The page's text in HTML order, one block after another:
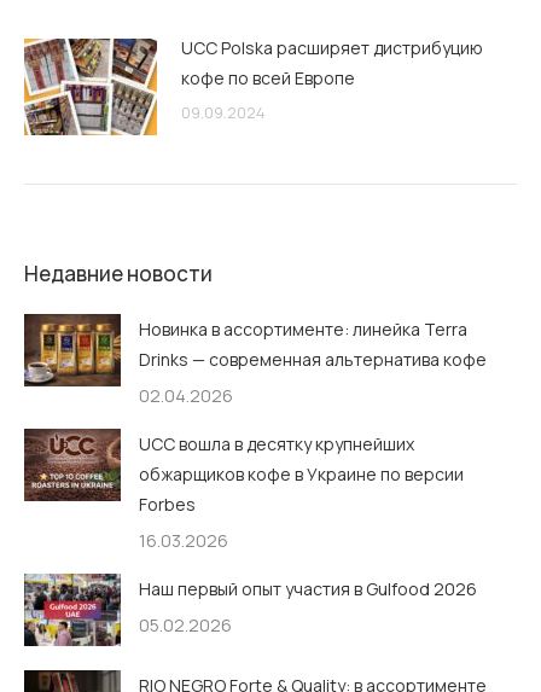
UCC Polska расширяет дистрибуцию
кофе по всей Европе
09.09.2024
Недавние новости
Новинка в ассортименте: линейка Terra
Drinks — современная альтернатива кофе
02.04.2026
UCC вошла в десятку крупнейших
обжарщиков кофе в Украине по версии
Forbes
16.03.2026
Наш первый опыт участия в Gulfood 2026
05.02.2026
RIO NEGRO Forte & Quality: в ассортименте